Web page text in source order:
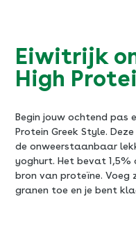
Eiwitrijk
High
Begin jouw ochtend pas
Protein Greek Style.
de onweerstaanbaar
yoghurt. Het bevat 1,5%
bron van proteïne.
granen toe en je bent